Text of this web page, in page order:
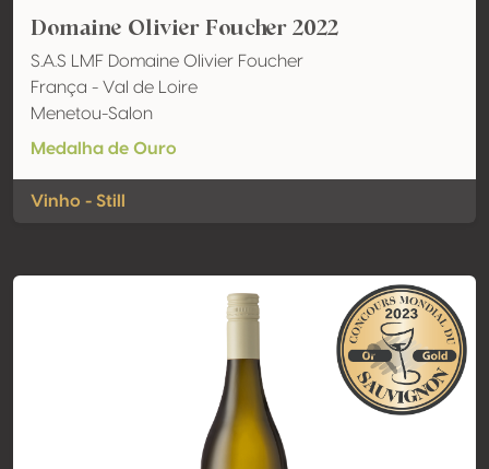
Domaine Olivier Foucher 2022
S.A.S LMF Domaine Olivier Foucher
França - Val de Loire
Menetou-Salon
Medalha de Ouro
Vinho - Still